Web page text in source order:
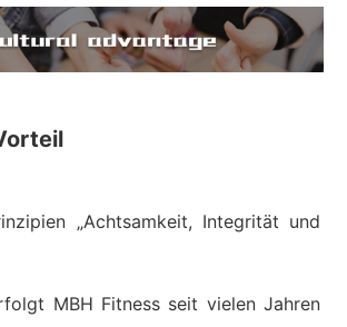
„Achtsamkeit, Integrität und
MBH Fitness seit vielen Jahren